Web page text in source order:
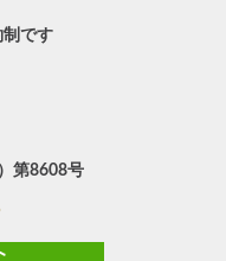
制です
第8608号